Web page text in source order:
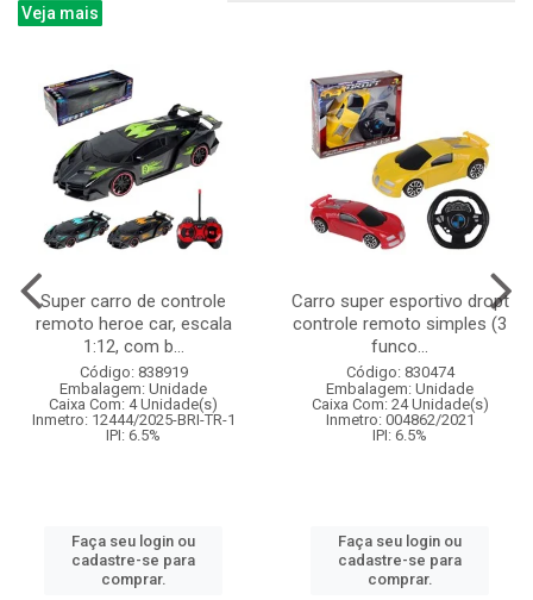
Veja mais
Super carro de controle
remoto heroe car, escala
1:12, com b...
Código: 838919
Embalagem: Unidade
Caixa Com: 4 Unidade(s)
Inmetro: 12444/2025-BRI-TR-1
IPI: 6.5%
Faça seu login ou
cadastre-se para
comprar.
Carro super esportivo dropt
controle remoto simples (3
funco...
Código: 830474
Embalagem: Unidade
Caixa Com: 24 Unidade(s)
Inmetro: 004862/2021
IPI: 6.5%
Faça seu login ou
cadastre-se para
comprar.